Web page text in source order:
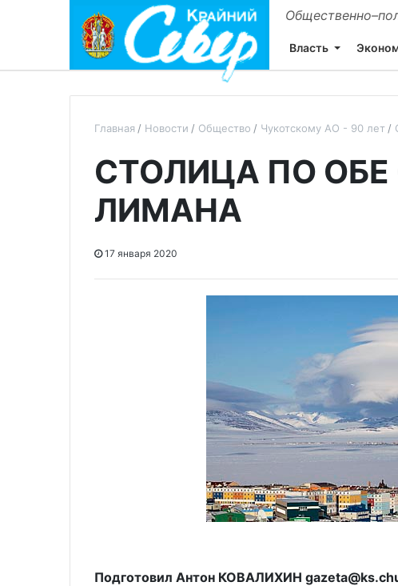
Власть
Главная Новости Общество Чукотскому АО - 90 лет
СТОЛИЦА ПО
ЛИМАНА
17 января 2020
Подготовил Антон КОВАЛИХИН